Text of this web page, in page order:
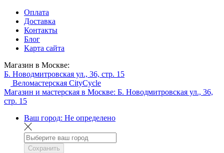
Оплата
Доставка
Контакты
Блог
Карта сайта
Магазин в Москве:
Б. Новодмитровская ул., 36, стр. 15
Веломастерская CityCycle
Магазин и мастерская в Москве: Б. Новодмитровская ул., 36,
стр. 15
Ваш город: Не определено
Сохранить